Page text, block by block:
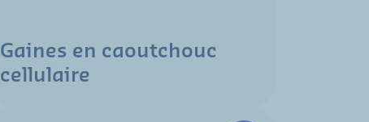
Gaines en caoutchouc
cellulaire